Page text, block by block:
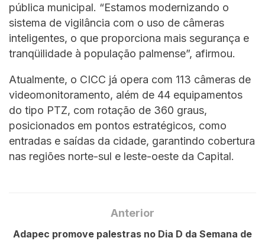
pública municipal. “Estamos modernizando o
sistema de vigilância com o uso de câmeras
inteligentes, o que proporciona mais segurança e
tranqüilidade à população palmense”, afirmou.
Atualmente, o CICC já opera com 113 câmeras de
videomonitoramento, além de 44 equipamentos
do tipo PTZ, com rotação de 360 graus,
posicionados em pontos estratégicos, como
entradas e saídas da cidade, garantindo cobertura
nas regiões norte-sul e leste-oeste da Capital.
Anterior
Adapec promove palestras no Dia D da Semana de